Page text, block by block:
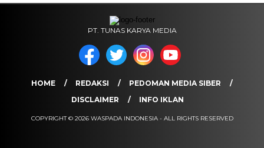
PT. TUNAS KARYA MEDIA
HOME REDAKSI
PEDOMAN MEDIA SIBER
DISCLAIMER
INFO IKLAN
COPYRIGHT © 2026 WASPADA INDONESIA - ALL RIGHTS RESERVED